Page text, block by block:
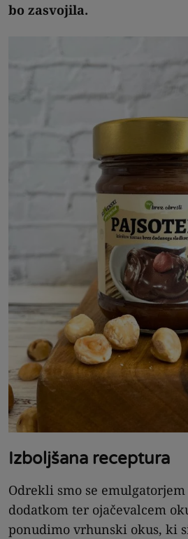
bo zasvojila.
Izboljšana receptura
Odrekli smo se
dodatkom ter ojačevalcem
ponudimo vrhunski okus, ki